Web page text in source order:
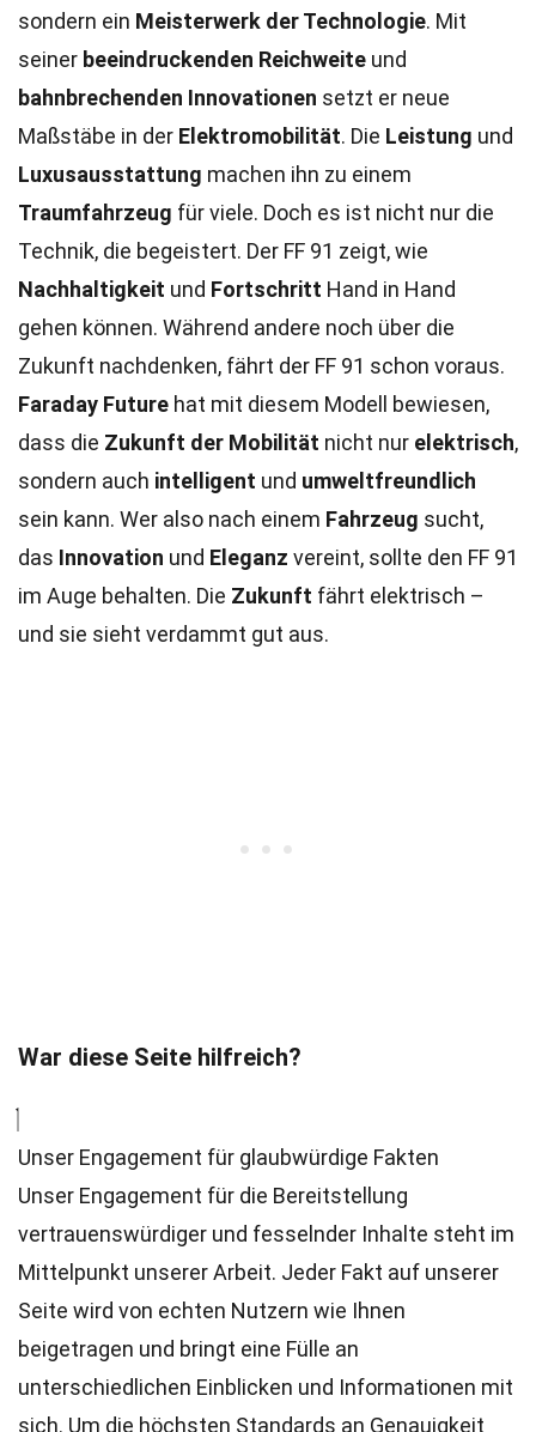
sondern ein Meisterwerk der Technologie. Mit
seiner beeindruckenden Reichweite und
bahnbrechenden Innovationen setzt er neue
Maßstäbe in der Elektromobilität. Die Leistung und
Luxusausstattung machen ihn zu einem
Traumfahrzeug für viele. Doch es ist nicht nur die
Technik, die begeistert. Der FF 91 zeigt, wie
Nachhaltigkeit und Fortschritt Hand in Hand
gehen können. Während andere noch über die
Zukunft nachdenken, fährt der FF 91 schon voraus.
Faraday Future hat mit diesem Modell bewiesen,
dass die Zukunft der Mobilität nicht nur elektrisch,
sondern auch intelligent und umweltfreundlich
sein kann. Wer also nach einem Fahrzeug sucht,
das Innovation und Eleganz vereint, sollte den FF 91
im Auge behalten. Die Zukunft fährt elektrisch –
und sie sieht verdammt gut aus.
War diese Seite hilfreich?
Unser Engagement für glaubwürdige Fakten
Unser Engagement für die Bereitstellung
vertrauenswürdiger und fesselnder Inhalte steht im
Mittelpunkt unserer Arbeit. Jeder Fakt auf unserer
Seite wird von echten Nutzern wie Ihnen
beigetragen und bringt eine Fülle an
unterschiedlichen Einblicken und Informationen mit
sich. Um die höchsten Standards an Genauigkeit